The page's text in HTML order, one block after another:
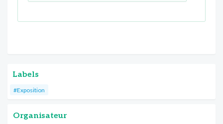
Labels
#Exposition
Organisateur